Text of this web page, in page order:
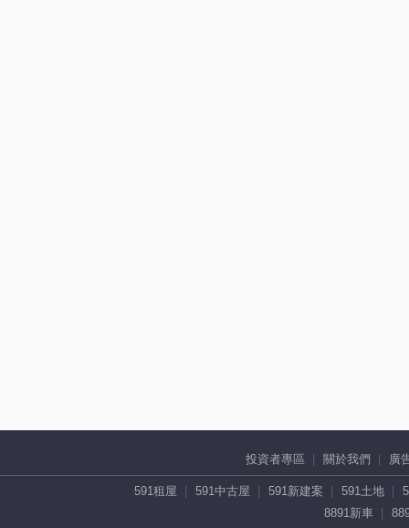
投資者專區 關於我們 廣
591租屋 591中古屋 591新建案 591土地
8891新車